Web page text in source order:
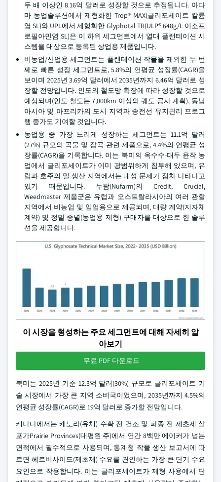
두 배 이상인 8.16억 달러로 성장할 것으로 추정됩니다. 아다
마 농업솔루션에서 제형화한 Trop® MAX(글리포세이트 칼륨
염 SL)와 UPL에서 제형화한 Glyphotal TR(ULP® 648g/L 이소프
로필아민염 SL)은 이 하위 세그먼트에서 열대 플랜테이션 시
스템을 대상으로 등록된 상업용 제품입니다.
비농업/산업용 세그먼트는 플랜테이션 작물을 제외한 두 번
째로 빠른 성장 세그먼트로, 5.8%의 연평균 성장률(CAGR)을
보이며 2025년 3.69억 달러에서 2035년까지 6.46억 달러로 성
장할 전망입니다. 인도의 철도망 확장에 따라 성장할 것으로
예상되며(인도 철도는 7,000km 이상의 궤도 공사 계획), 동남
아시아 및 아프리카의 도시 지역과 송전선 유지관리 프로그
램 증가도 기여할 것입니다.
농업용 중 가장 느리게 성장하는 세그먼트는 11.1억 달러
(27%) 규모의 곡물 및 잡곡 관련 제품으로, 4.4%의 연평균 성
장률(CAGR)을 기록합니다. 이는 북미의 옥수수-대두 윤작 농
업에서 글리포세이트가 이미 광범위하게 침투해 있으며, 유
럽과 호주의 밀 생산 지역에서는 내성 문제가 점차 나타나고
있기 때문입니다. 누팜(Nufarm)의 Credit, Crucial,
Weedmaster 제품군은 유럽과 오스트랄라시아의 여러 관할
지역에서 비농업 및 임업용으로 제공되며, 대량 계약(지자체
계약) 및 정밀 종별(농업용 제형) 구매자를 대상으로 한 솔루
션을 제공합니다.
이 시장을 형성하는 주요 세그먼트에 대해 자세히 알
아보기
무료 PDF 다운로드
북미는 2025년 기준 12.3억 달러(30%) 규모로 글리포세이트 기
술 시장에서 가장 큰 지역 소비국이었으며, 2035년까지 4.5%의
연평균 성장률(CAGR)로 19억 달러로 증가할 전망입니다.
캐나다에서는 캐노라(유채) 수확 전 건조 및 파종 전 제초제 살
포가Prairie Provinces(대평원 주)에서 연간 8백만 에이커가 넘는
면적에서 필수적으로 사용되며, 통계청 작물 생산 보고서에 따
르면 헤르비사이드(제초제) 수요를 견인하는 가장 큰 단기 수요
요인으로 작용합니다. 이는 글리포세이트가 제형 사용에서 단